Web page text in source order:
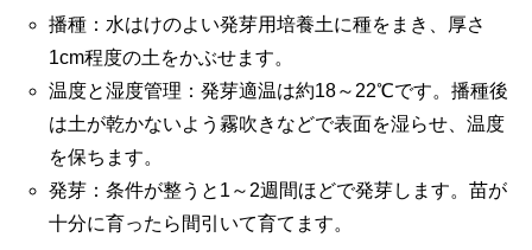
播種：水はけのよい発芽用培養土に種をまき、厚さ
1cm程度の土をかぶせます。
温度と湿度管理：発芽適温は約18～22℃です。播種後
は土が乾かないよう霧吹きなどで表面を湿らせ、温度
を保ちます。
発芽：条件が整うと1～2週間ほどで発芽します。苗が
十分に育ったら間引いて育てます。